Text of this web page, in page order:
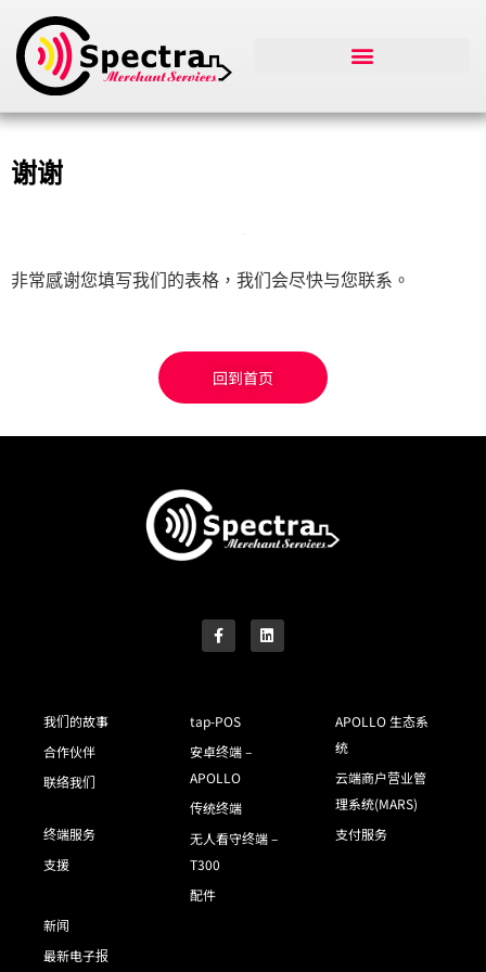
谢谢
非常感谢您填写我们的表格，我们会尽快与您联系。
回到首页
我们的故事
合作伙伴
联络我们
终端服务
支援
tap-POS
安卓终端 –
APOLLO
传统终端
无人看守终端 –
T300
配件
APOLLO 生态系
统
云端商户营业管
理系统(MARS)
支付服务
新闻
最新电子报